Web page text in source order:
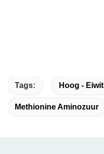
Tags: Hoog -
Methionine Aminozuur